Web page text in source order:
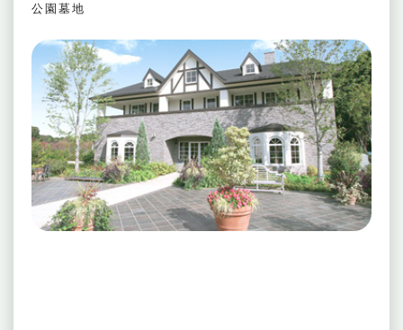
公園墓地